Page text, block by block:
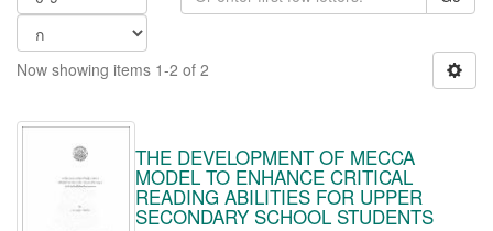
Now showing items 1-2 of 2
THE DEVELOPMENT OF MECCA
MODEL TO ENHANCE CRITICAL
READING ABILITIES FOR UPPER
SECONDARY SCHOOL STUDENTS